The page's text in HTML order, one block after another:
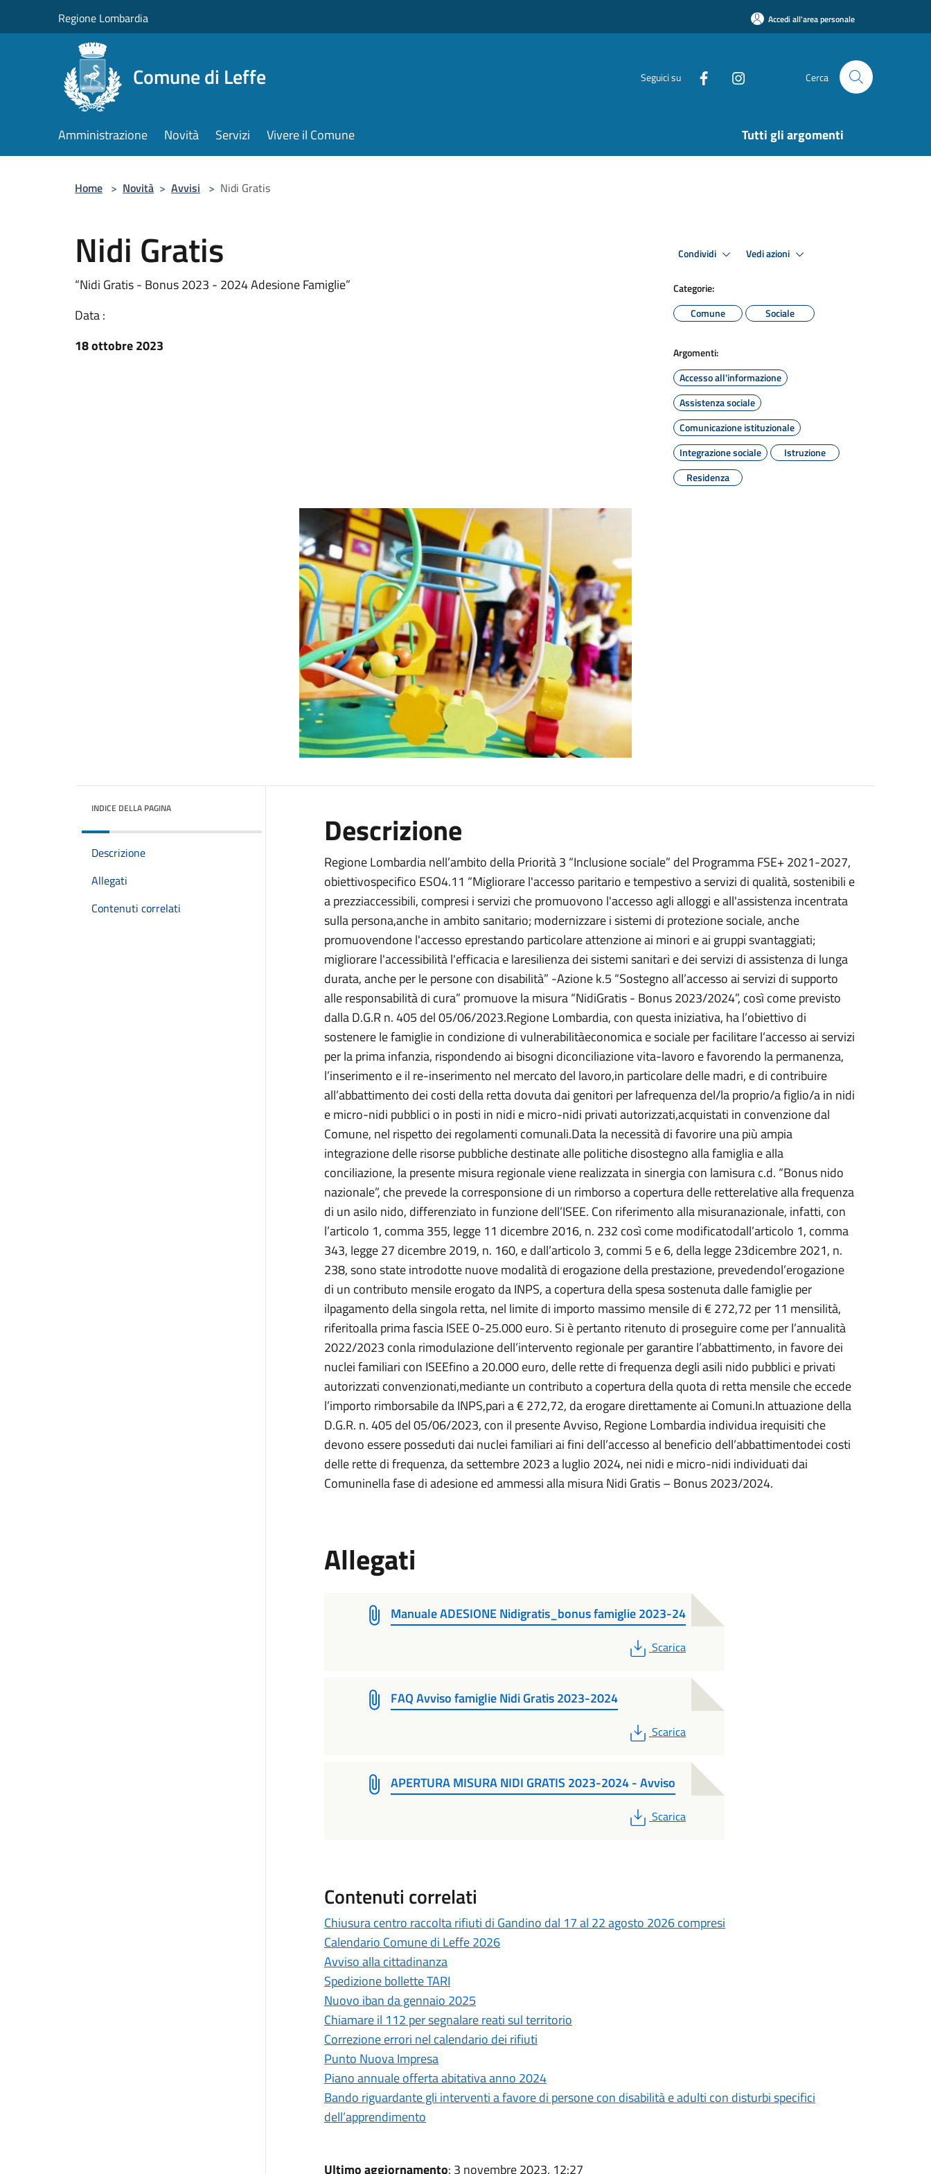
Regione Lombardia Accedi all'area personale
Comune di Leffe Seguici su Cerca
Amministrazione Novità Servizi Vivere il Comune Tutti gli argomenti
Home > Novità > Avvisi > Nidi Gratis
Nidi Gratis
“Nidi Gratis - Bonus 2023 - 2024 Adesione Famiglie”
Data :
18 ottobre 2023
Condividi Vedi azioni
Categorie:
Comune
Sociale
Argomenti:
Accesso all'informazione
Assistenza sociale
Comunicazione istituzionale
Integrazione sociale
Istruzione
Residenza
INDICE DELLA PAGINA
Descrizione
Allegati
Contenuti correlati
Descrizione
Regione Lombardia nell’ambito della Priorità 3 “Inclusione sociale” del Programma FSE+ 2021-2027,
obiettivospecifico ESO4.11 “Migliorare l'accesso paritario e tempestivo a servizi di qualità, sostenibili e
a prezziaccessibili, compresi i servizi che promuovono l'accesso agli alloggi e all'assistenza incentrata
sulla persona,anche in ambito sanitario; modernizzare i sistemi di protezione sociale, anche
promuovendone l'accesso eprestando particolare attenzione ai minori e ai gruppi svantaggiati;
migliorare l'accessibilità l'efficacia e laresilienza dei sistemi sanitari e dei servizi di assistenza di lunga
durata, anche per le persone con disabilità” -Azione k.5 “Sostegno all’accesso ai servizi di supporto
alle responsabilità di cura” promuove la misura “NidiGratis - Bonus 2023/2024”, così come previsto
dalla D.G.R n. 405 del 05/06/2023.Regione Lombardia, con questa iniziativa, ha l’obiettivo di
sostenere le famiglie in condizione di vulnerabilitàeconomica e sociale per facilitare l’accesso ai servizi
per la prima infanzia, rispondendo ai bisogni diconciliazione vita-lavoro e favorendo la permanenza,
l’inserimento e il re-inserimento nel mercato del lavoro,in particolare delle madri, e di contribuire
all’abbattimento dei costi della retta dovuta dai genitori per lafrequenza del/la proprio/a figlio/a in nidi
e micro-nidi pubblici o in posti in nidi e micro-nidi privati autorizzati,acquistati in convenzione dal
Comune, nel rispetto dei regolamenti comunali.Data la necessità di favorire una più ampia
integrazione delle risorse pubbliche destinate alle politiche disostegno alla famiglia e alla
conciliazione, la presente misura regionale viene realizzata in sinergia con lamisura c.d. “Bonus nido
nazionale”, che prevede la corresponsione di un rimborso a copertura delle retterelative alla frequenza
di un asilo nido, differenziato in funzione dell’ISEE. Con riferimento alla misuranazionale, infatti, con
l’articolo 1, comma 355, legge 11 dicembre 2016, n. 232 così come modificatodall’articolo 1, comma
343, legge 27 dicembre 2019, n. 160, e dall’articolo 3, commi 5 e 6, della legge 23dicembre 2021, n.
238, sono state introdotte nuove modalità di erogazione della prestazione, prevedendol’erogazione
di un contributo mensile erogato da INPS, a copertura della spesa sostenuta dalle famiglie per
ilpagamento della singola retta, nel limite di importo massimo mensile di € 272,72 per 11 mensilità,
riferitoalla prima fascia ISEE 0-25.000 euro. Si è pertanto ritenuto di proseguire come per l’annualità
2022/2023 conla rimodulazione dell’intervento regionale per garantire l’abbattimento, in favore dei
nuclei familiari con ISEEfino a 20.000 euro, delle rette di frequenza degli asili nido pubblici e privati
autorizzati convenzionati,mediante un contributo a copertura della quota di retta mensile che eccede
l’importo rimborsabile da INPS,pari a € 272,72, da erogare direttamente ai Comuni.In attuazione della
D.G.R. n. 405 del 05/06/2023, con il presente Avviso, Regione Lombardia individua irequisiti che
devono essere posseduti dai nuclei familiari ai fini dell’accesso al beneficio dell’abbattimentodei costi
delle rette di frequenza, da settembre 2023 a luglio 2024, nei nidi e micro-nidi individuati dai
Comuninella fase di adesione ed ammessi alla misura Nidi Gratis – Bonus 2023/2024.
Allegati
Manuale ADESIONE Nidigratis_bonus famiglie 2023-24
PDF
Scarica
FAQ Avviso famiglie Nidi Gratis 2023-2024
PDF
Scarica
APERTURA MISURA NIDI GRATIS 2023-2024 - Avviso
PDF
Scarica
Contenuti correlati
Chiusura centro raccolta rifiuti di Gandino dal 17 al 22 agosto 2026 compresi
Calendario Comune di Leffe 2026
Avviso alla cittadinanza
Spedizione bollette TARI
Nuovo iban da gennaio 2025
Chiamare il 112 per segnalare reati sul territorio
Correzione errori nel calendario dei rifiuti
Punto Nuova Impresa
Piano annuale offerta abitativa anno 2024
Bando riguardante gli interventi a favore di persone con disabilità e adulti con disturbi specifici
dell’apprendimento
Ultimo aggiornamento: 3 novembre 2023, 12:27